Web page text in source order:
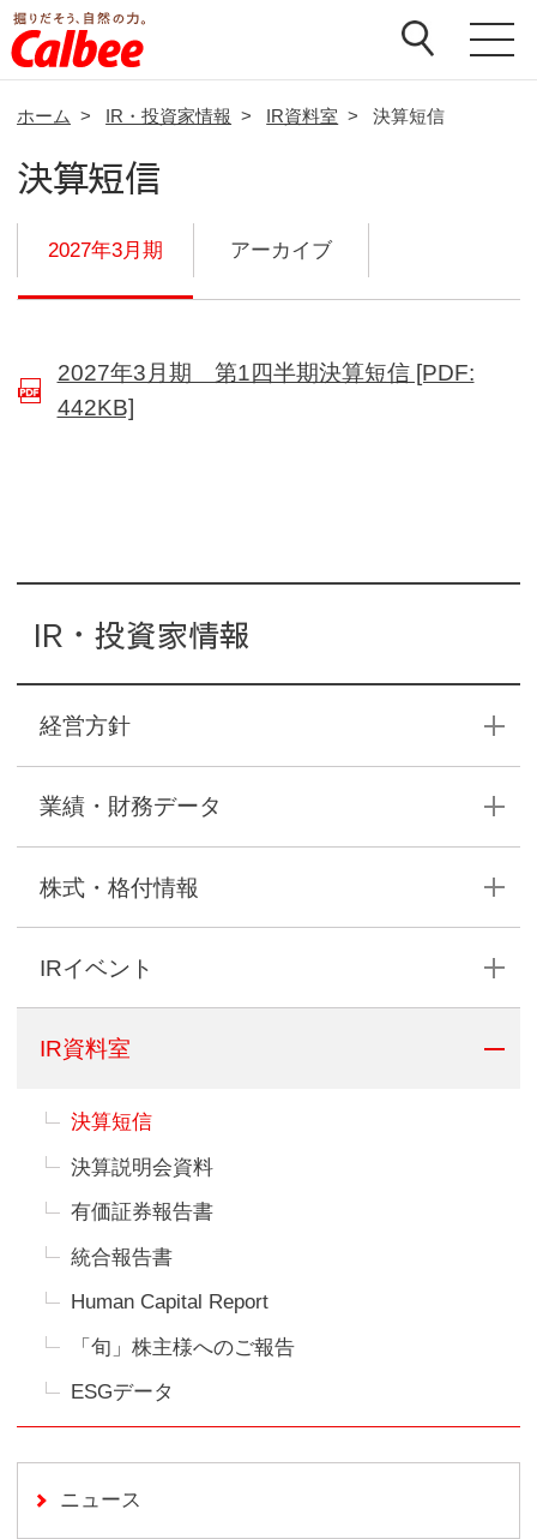
ホーム > IR・投資家情報 > IR資料室 > 決算短信
IR・投資家情報
経営方針
業績・財務データ
株式・格付情報
IRイベント
IR資料室
決算短信
決算説明会資料
有価証券報告書
統合報告書
Human Capital Report
「旬」株主様へのご報告
ESGデータ
ニュース
決算短信
2027年3月期 アーカイブ
2027年3月期 第1四半期決算短信 [PDF:
442KB](別ウインドウで開く)